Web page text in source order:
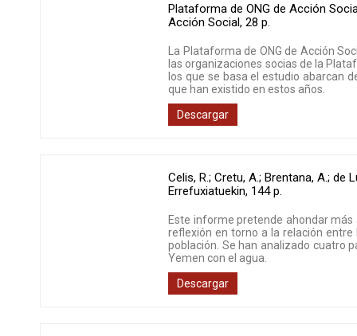
Plataforma de ONG de Acción
Acción Social,28 p.
La Plataforma de ONG de Acción
las organizaciones socias de la
los que se basa el estudio abarcan
que han existido en estos años.
Descargar
Celis, R.; Cretu, A.; Brentana, A.; de
Errefuxiatuekin, 144 p.
Este informe pretende ahondar más
reflexión en torno a la relación
población. Se han analizado cuatro
Yemen con el agua.
Descargar